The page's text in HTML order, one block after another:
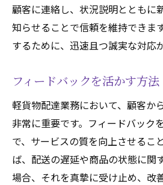
顧客に連絡し、状況説明とともに
知らせることで信頼を維持できま
するために、迅速且つ誠実な対応
フィードバックを活かす方法
軽貨物配達業務において、顧客か
非常に重要です。フィードバック
で、サービスの質を向上させるこ
ば、配送の遅延や商品の状態に関
場合、それを真摯に受け止め、改